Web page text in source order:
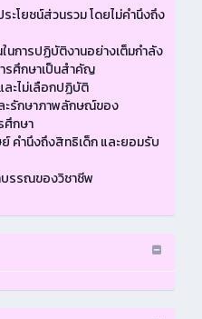
ะโยชน์ส่วนรวม โดยไม่คำนึงถึง
การปฏิบัติงานอย่างเต็มกำลัง
รศึกษาเป็นสำคัญ
ะไม่เลือกปฏิบัติ
ะรักษาภาพลักษณ์ของ
ศึกษา
คำนึงถึงสิทธิเด็ก และยอมรับ
รรณของวิชาชีพ